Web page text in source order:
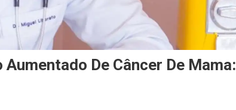
De Câncer De Mama: